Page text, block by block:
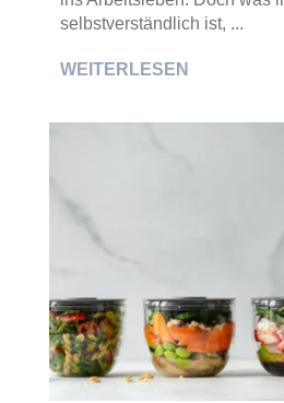
selbstverständlich ist, ...
WEITERLESEN